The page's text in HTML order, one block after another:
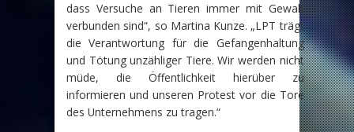
dass Versuche an Tieren immer mit Gewalt
verbunden sind“, so Martina Kunze. „LPT trägt
die Verantwortung für die Gefangenhaltung
und Tötung unzähliger Tiere. Wir werden nicht
müde, die Öffentlichkeit hierüber zu
informieren und unseren Protest vor die Tore
des Unternehmens zu tragen.“